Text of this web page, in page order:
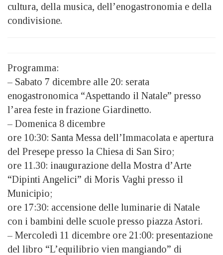
cultura, della musica, dell’enogastronomia e della
condivisione.
Programma:
– Sabato 7 dicembre alle 20: serata
enogastronomica “Aspettando il Natale” presso
l’area feste in frazione Giardinetto.
– Domenica 8 dicembre
ore 10:30: Santa Messa dell’Immacolata e apertura
del Presepe presso la Chiesa di San Siro;
ore 11.30: inaugurazione della Mostra d’Arte
“Dipinti Angelici” di Moris Vaghi presso il
Municipio;
ore 17:30: accensione delle luminarie di Natale
con i bambini delle scuole presso piazza Astori.
– Mercoledì 11 dicembre ore 21:00: presentazione
del libro “L’equilibrio vien mangiando” di